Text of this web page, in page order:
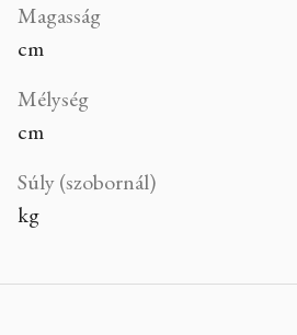
Magasság
cm
Mélység
cm
Súly (szobornál)
kg